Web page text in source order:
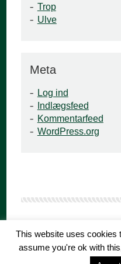
Trop
Ulve
Meta
Log ind
Indlægsfeed
Kommentarfeed
WordPress.org
KFUM Gråbrødre Gruppe
Danmark·Besøg os på
This website uses cookies
assume you're ok with